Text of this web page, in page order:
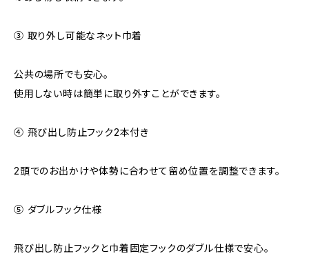
③ 取り外し可能なネット巾着
公共の場所でも安心。
使用しない時は簡単に取り外すことができます。
④ 飛び出し防止フック2本付き
2頭でのお出かけや体勢に合わせて留め位置を調整できます。
⑤ ダブルフック仕様
飛び出し防止フックと巾着固定フックのダブル仕様で安心。